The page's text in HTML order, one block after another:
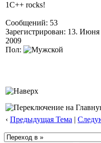
1C++ rocks!
Сообщений: 53
Зарегистрирован: 13. Июня
2009
Пол:
‹ Предыдущая Тема |